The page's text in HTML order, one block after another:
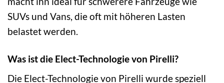
SUVs und Vans, die oft mit höheren Lasten
belastet werden.
Was ist die Elect-Technologie von Pirelli?
Die Elect-Technologie von Pirelli wurde speziell